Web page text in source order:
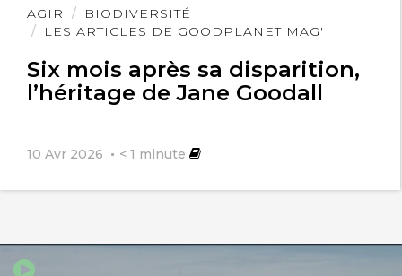
AGIR
BIODIVERSITÉ
LES ARTICLES DE GOODPLANET MAG'
Six mois après sa disparition,
l’héritage de Jane Goodall
10 Avr 2026 < 1 minute
Lire
l'article